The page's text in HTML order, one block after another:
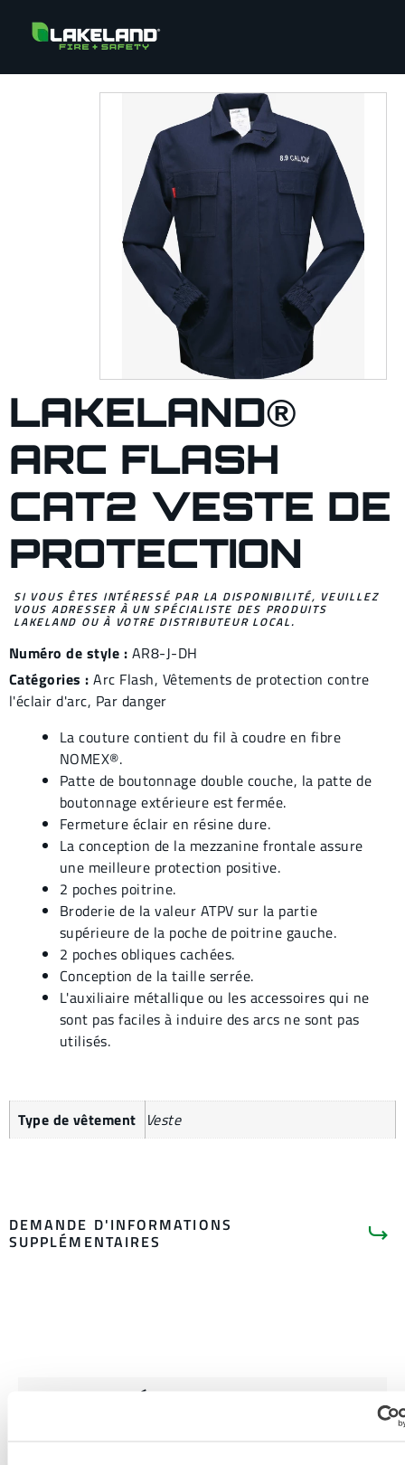
LAKELAND®
ARC FLASH
CAT2 VESTE DE
PROTECTION
SI VOUS ÊTES INTÉRESSÉ PAR LA DISPONIBILITÉ, VEUILLEZ
VOUS ADRESSER À UN SPÉCIALISTE DES PRODUITS
LAKELAND OU À VOTRE DISTRIBUTEUR LOCAL.
Numéro de style : AR8-J-DH
Catégories : Arc Flash, Vêtements de protection contre
l'éclair d'arc, Par danger
La couture contient du fil à coudre en fibre
NOMEX®.
Patte de boutonnage double couche, la patte de
boutonnage extérieure est fermée.
Fermeture éclair en résine dure.
La conception de la mezzanine frontale assure
une meilleure protection positive.
2 poches poitrine.
Broderie de la valeur ATPV sur la partie
supérieure de la poche de poitrine gauche.
2 poches obliques cachées.
Conception de la taille serrée.
L'auxiliaire métallique ou les accessoires qui ne
sont pas faciles à induire des arcs ne sont pas
utilisés.
Type de vêtement Veste
DEMANDE D'INFORMATIONS
SUPPLÉMENTAIRES
LITTÉRATURE SUR LES